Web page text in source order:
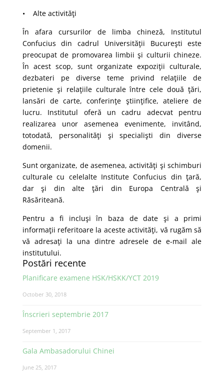
• Alte activităţi
În afara cursurilor de limba chineză, Institutul
Confucius din cadrul Universităţii Bucureşti este
preocupat de promovarea limbii şi culturii chineze.
În acest scop, sunt organizate expoziţii culturale,
dezbateri pe diverse teme privind relaţiile de
prietenie şi relaţiile culturale între cele două ţări,
lansări de carte, conferinţe ştiinţifice, ateliere de
lucru. Institutul oferă un cadru adecvat pentru
realizarea unor asemenea evenimente, invitând,
totodată, personalităţi şi specialişti din diverse
domenii.
Sunt organizate, de asemenea, activităţi şi schimburi
culturale cu celelalte Institute Confucius din ţară,
dar şi din alte ţări din Europa Centrală şi
Răsăriteană.
Pentru a fi incluşi în baza de date şi a primi
informaţii referitoare la aceste activităţi, vă rugăm să
vă adresaţi la una dintre adresele de e-mail ale
institutului.
Postări recente
Planificare examene HSK/HSKK/YCT 2019
October 30, 2018
Înscrieri septembrie 2017
September 1, 2017
Gala Ambasadorului Chinei
June 25, 2017